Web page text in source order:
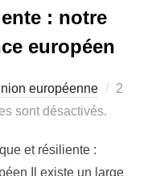
: notre
européen
européenne
2
sont désactivés.
et résiliente :
Il existe un large